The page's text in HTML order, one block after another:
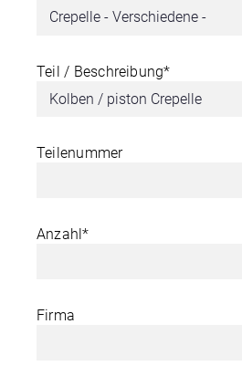
Teil / Beschreibung*
Teilenummer
Anzahl*
Firma